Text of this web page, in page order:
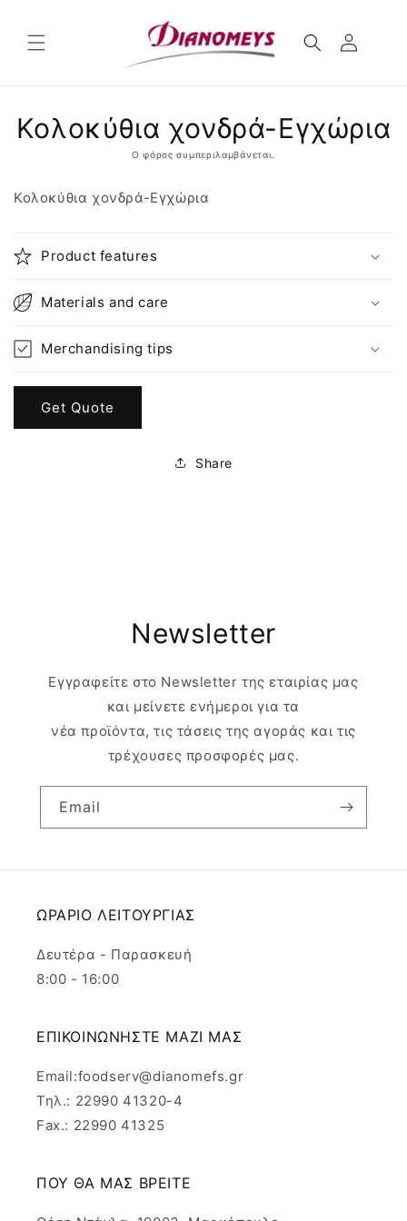
περιεχόμενο
στις
πληροφορίες
Κολοκύθια χονδρά-Εγχώρια
Ο φόρος συμπεριλαμβάνεται.
Κολοκύθια χονδρά-Εγχώρια
Product features
Materials and care
Merchandising tips
Get Quote
Share
Newsletter
Εγγραφείτε στο Newsletter της εταιρίας μας
και μείνετε ενήμεροι για τα
νέα προϊόντα, τις τάσεις της αγοράς και τις
τρέχουσες προσφορές μας.
Email
ΩΡΑΡΙΟ ΛΕΙΤΟΥΡΓΙΑΣ
Δευτέρα - Παρασκευή
8:00 - 16:00
ΕΠΙΚΟΙΝΩΝΗΣΤΕ ΜΑΖΙ ΜΑΣ
Email:foodserv@dianomefs.gr
Τηλ.: 22990 41320-4
Fax.: 22990 41325
ΠΟΥ ΘΑ ΜΑΣ ΒΡΕΙΤΕ